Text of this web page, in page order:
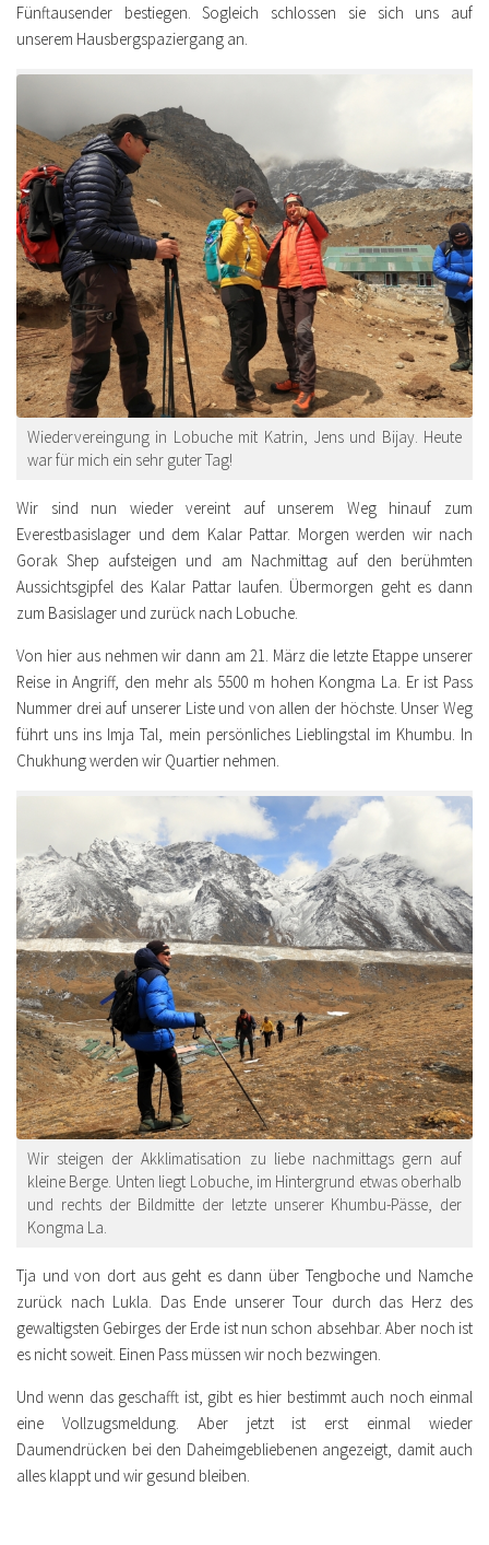
Fünftausender bestiegen. Sogleich schlossen sie sich uns auf
unserem Hausbergspaziergang an.
Wiedervereingung in Lobuche mit Katrin, Jens und Bijay. Heute
war für mich ein sehr guter Tag!
Wir sind nun wieder vereint auf unserem Weg hinauf zum
Everestbasislager und dem Kalar Pattar. Morgen werden wir nach
Gorak Shep aufsteigen und am Nachmittag auf den berühmten
Aussichtsgipfel des Kalar Pattar laufen. Übermorgen geht es dann
zum Basislager und zurück nach Lobuche.
Von hier aus nehmen wir dann am 21. März die letzte Etappe unserer
Reise in Angriff, den mehr als 5500 m hohen Kongma La. Er ist Pass
Nummer drei auf unserer Liste und von allen der höchste. Unser Weg
führt uns ins Imja Tal, mein persönliches Lieblingstal im Khumbu. In
Chukhung werden wir Quartier nehmen.
Wir steigen der Akklimatisation zu liebe nachmittags gern auf
kleine Berge. Unten liegt Lobuche, im Hintergrund etwas oberhalb
und rechts der Bildmitte der letzte unserer Khumbu-Pässe, der
Kongma La.
Tja und von dort aus geht es dann über Tengboche und Namche
zurück nach Lukla. Das Ende unserer Tour durch das Herz des
gewaltigsten Gebirges der Erde ist nun schon absehbar. Aber noch ist
es nicht soweit. Einen Pass müssen wir noch bezwingen.
Und wenn das geschafft ist, gibt es hier bestimmt auch noch einmal
eine Vollzugsmeldung. Aber jetzt ist erst einmal wieder
Daumendrücken bei den Daheimgebliebenen angezeigt, damit auch
alles klappt und wir gesund bleiben.